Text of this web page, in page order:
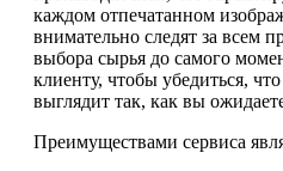
каждом отпечатанном
внимательно следят за всем
выбора сырья до самого
клиенту, чтобы убедиться,
выглядит так, как вы
Преимуществами сервиса